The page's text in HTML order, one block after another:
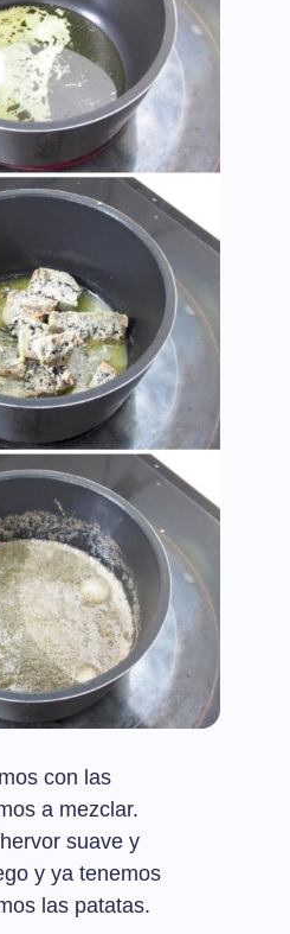
con las
a mezclar.
suave y
y ya tenemos
las patatas.